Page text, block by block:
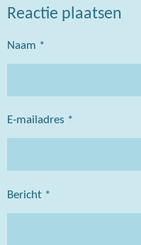
Reactie plaatsen
Naam *
E-mailadres *
Bericht *